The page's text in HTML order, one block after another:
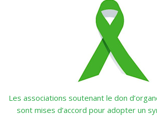
Les associations soutenant le don
sont mises d’accord pour adopter un